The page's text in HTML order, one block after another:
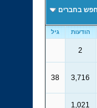
חפש בחברים
הודעות גיל
2
3,716
38
1,021